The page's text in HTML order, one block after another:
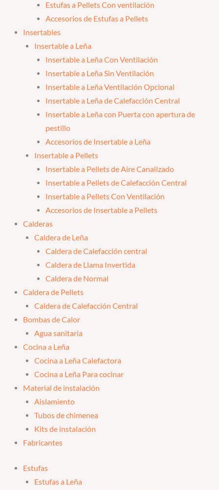
Estufas a Pellets Con ventilación
Accesorios de Estufas a Pellets
Insertables
Insertable a Leña
Insertable a Leña Con Ventilación
Insertable a Leña Sin Ventilación
Insertable a Leña Ventilación Opcional
Insertable a Leña de Calefacción Central
Insertable a Leña con Puerta con apertura de
pestillo
Accesorios de Insertable a Leña
Insertable a Pellets
Insertable a Pellets de Aire Canalizado
Insertable a Pellets de Calefacción Central
Insertable a Pellets Con Ventilación
Accesorios de Insertable a Pellets
Calderas
Caldera de Leña
Caldera de Calefacción central
Caldera de Llama Invertida
Caldera de Normal
Caldera de Pellets
Caldera de Calefacción Central
Bombas de Calor
Agua sanitaria
Cocina a Leña
Cocina a Leña Calefactora
Cocina a Leña Para cocinar
Material de instalación
Aislamiento
Tubos de chimenea
Kits de instalación
Fabricantes
Estufas
Estufas a Leña